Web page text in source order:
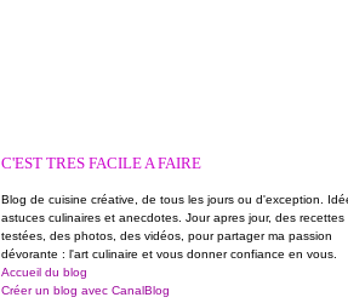
C'EST TRES FACILE A FAIRE
Blog de cuisine créative, de tous les jours ou d'exception.
astuces culinaires et anecdotes. Jour apres jour, des recettes
testées, des photos, des vidéos, pour partager ma passion
dévorante : l'art culinaire et vous donner confiance en vous.
Accueil du blog
Créer un blog avec CanalBlog